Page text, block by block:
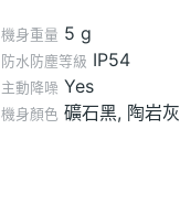
機身重量 5 g
防水防塵等級 IP54
主動降噪 Yes
機身顏色 礦石黑, 陶岩灰